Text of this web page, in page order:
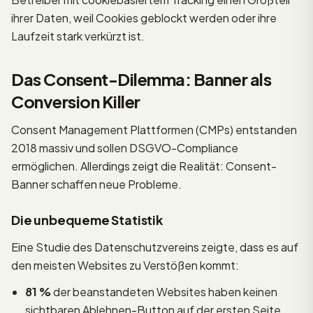
ihrer Daten, weil Cookies geblockt werden oder ihre
Laufzeit stark verkürzt ist.
Das Consent-Dilemma: Banner als
Conversion Killer
Consent Management Plattformen (CMPs) entstanden
2018 massiv und sollen DSGVO-Compliance
ermöglichen. Allerdings zeigt die Realität: Consent-
Banner schaffen neue Probleme.
Die unbequeme Statistik
Eine Studie des Datenschutzvereins zeigte, dass es auf
den meisten Websites zu Verstößen kommt:
81 %der beanstandeten Websites haben keinen
sichtbaren Ablehnen-Button auf der ersten Seite